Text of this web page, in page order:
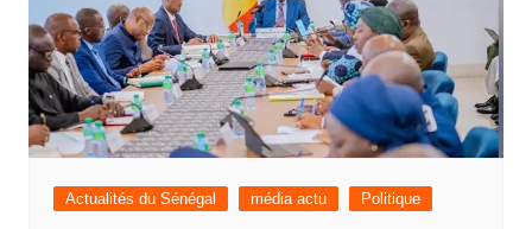
Actualités du Sénégal média actu Politique